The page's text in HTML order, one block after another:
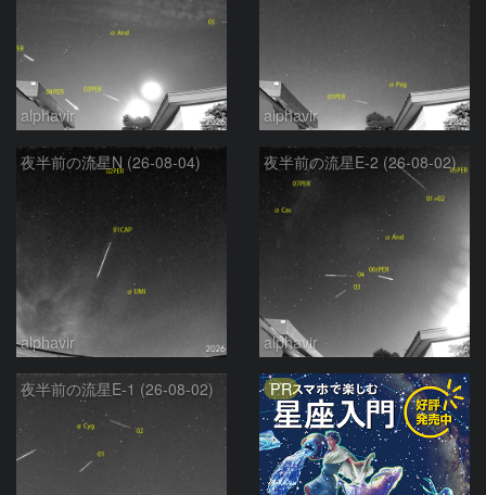
alphavir alphavir
夜半前の流星N (26-08-04)
alphavir
夜半前の流星E-2 (26-08-02)
alphavir
夜半前の流星E-1 (26-08-02) PR